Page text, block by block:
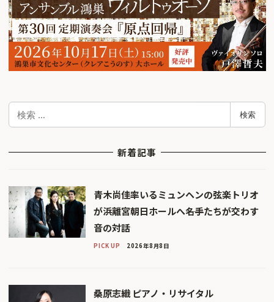
検
索
検索
新着記事
青木尚佳率いるミュンヘンの弦楽トリオ
が浜離宮朝日ホールへ――名手たちが交わす
音の対話
PICK UP 2026年8月8日
桑原志織 ピアノ・リサイタル